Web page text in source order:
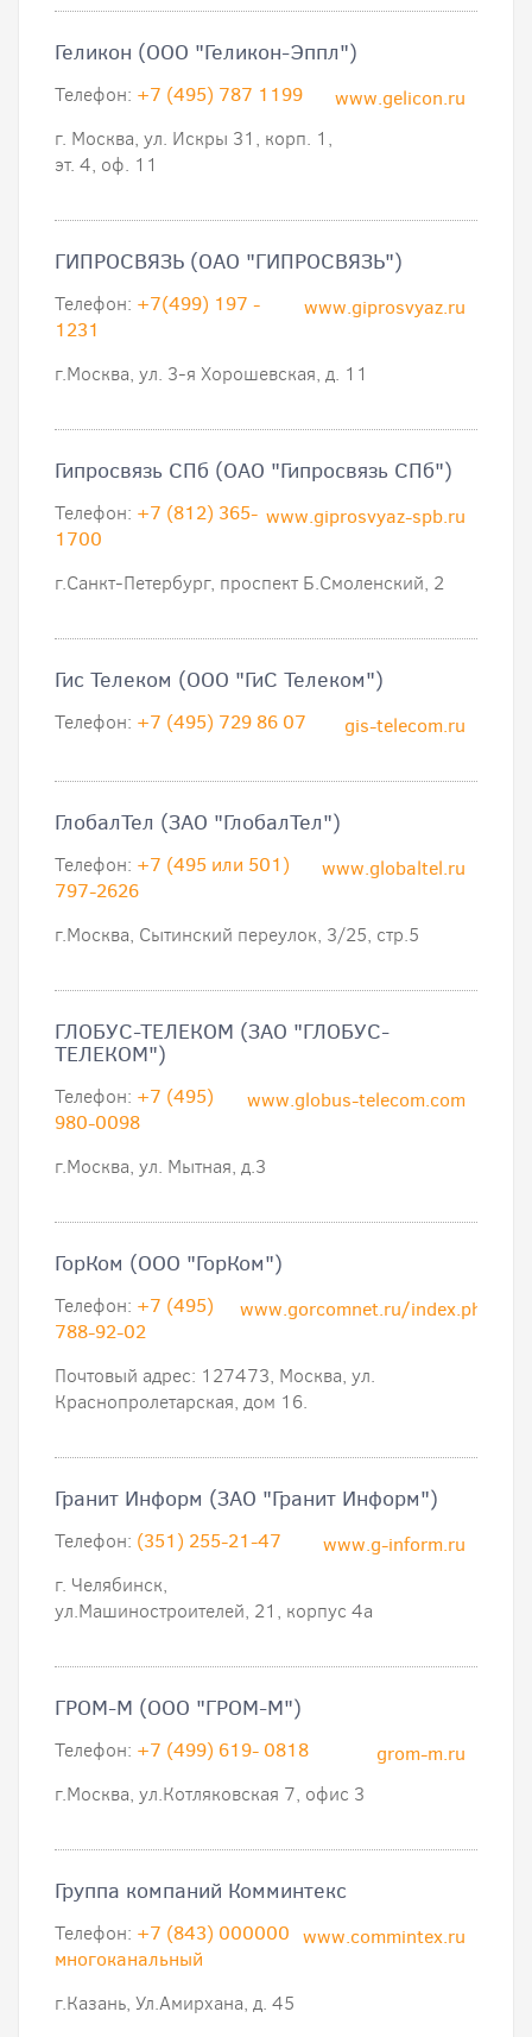
Геликон (ООО "Геликон-Эппл")
www.gelicon.ru
Телефон: +7 (495) 787 1199
г. Москва, ул. Искры 31, корп. 1,
эт. 4, оф. 11
ГИПРОСВЯЗЬ (ОАО "ГИПРОСВЯЗЬ")
www.giprosvyaz.ru
Телефон: +7(499) 197 -
1231
г.Москва, ул. 3-я Хорошевская, д. 11
Гипросвязь СПб (ОАО "Гипросвязь СПб")
www.giprosvyaz-spb.ru
Телефон: +7 (812) 365-
1700
г.Санкт-Петербург, проспект Б.Смоленский, 2
Гис Телеком (ООО "ГиС Телеком")
gis-telecom.ru
Телефон: +7 (495) 729 86 07
ГлобалТел (ЗАО "ГлобалТел")
www.globaltel.ru
Телефон: +7 (495 или 501)
797-2626
г.Москва, Сытинский переулок, 3/25, стр.5
ГЛОБУС-ТЕЛЕКОМ (ЗАО "ГЛОБУС-
ТЕЛЕКОМ")
www.globus-telecom.com
Телефон: +7 (495)
980-0098
г.Москва, ул. Мытная, д.3
ГорКом (ООО "ГорКом")
www.gorcomnet.ru/index.php
Телефон: +7 (495)
788-92-02
Почтовый адрес: 127473, Москва, ул.
Краснопролетарская, дом 16.
Гранит Информ (ЗАО "Гранит Информ")
www.g-inform.ru
Телефон: (351) 255-21-47
г. Челябинск,
ул.Машиностроителей, 21, корпус 4а
ГРОМ-М (ООО "ГРОМ-М")
grom-m.ru
Телефон: +7 (499) 619- 0818
г.Москва, ул.Котляковская 7, офис 3
Группа компаний Комминтекс
www.commintex.ru
Телефон: +7 (843) 000000
многоканальный
г.Казань, Ул.Амирхана, д. 45